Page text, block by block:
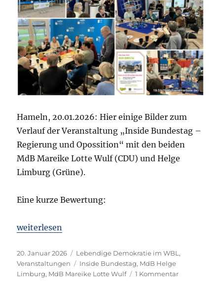
der
Wahrheit
im
Bahnhof
Hameln
Hameln, 20.01.2026: Hier einige Bilder zum
Verlauf der Veranstaltung „Inside Bundestag –
Regierung und Opossition“ mit den beiden
MdB Mareike Lotte Wulf (CDU) und Helge
Limburg (Grüne).
Eine kurze Bewertung:
„Danke zum Verlauf: „Inside Bundestag“ am
weiterlesen
Veröffentlicht
am
20. Januar 2026 Kategorien
Lebendige Demokratie im WBL ,
Veranstaltungen
Schlagwörter
Inside Bundestag, MdB Helge
Limburg, MdB Mareike Lotte Wulf 1 Kommentarzu